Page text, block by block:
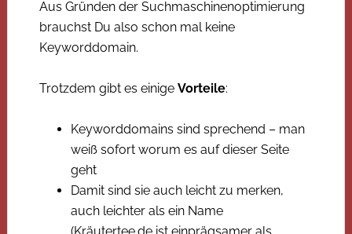
Aus Gründen der Suchmaschinenoptimierung
brauchst Du also schon mal keine
Keyworddomain.
Trotzdem gibt es einige Vorteile:
Keyworddomains sind sprechend – man
weiß sofort worum es auf dieser Seite
geht
Damit sind sie auch leicht zu merken,
auch leichter als ein Name